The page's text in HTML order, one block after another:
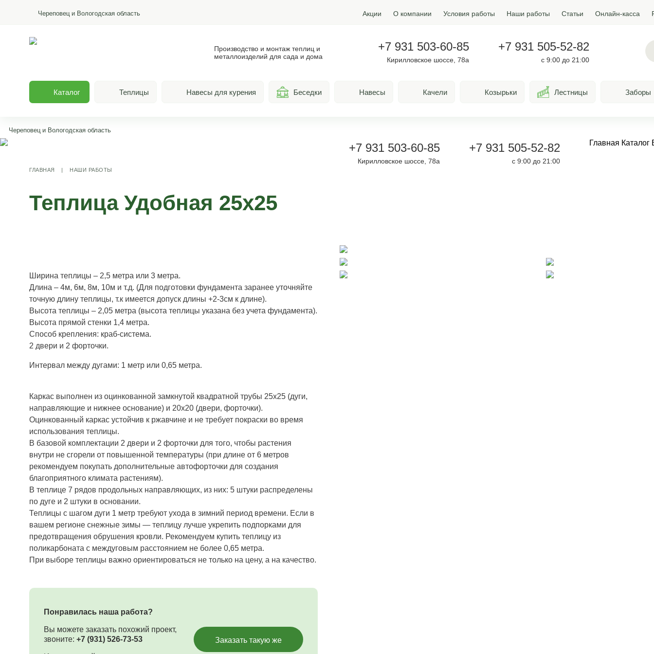
Череповец и Вологодская область Акции О компании Условия работы Наши работы Статьи Онлайн-касса
Производство и монтаж теплиц и
металлоизделий для сада и дома
+7 931 503-60-85
Кирилловское шоссе, 78а
+7 931 505-52-82
с 9:00 до 21:00
Каталог Теплицы Навесы для курения Беседки Навесы Качели Козырьки Лестницы Заборы
Череповец и Вологодская область
+7 931 503-60-85
Кирилловское шоссе, 78а
+7 931 505-52-82
с 9:00 до 21:00
Главная Каталог
ГЛАВНАЯ | НАШИ РАБОТЫ
Теплица Удобная 25х25
Ширина теплицы – 2,5 метра или 3 метра.
Длина – 4м, 6м, 8м, 10м и т.д. (Для подготовки фундамента заранее уточняйте
точную длину теплицы, т.к имеется допуск длины +2-3см к длине).
Высота теплицы – 2,05 метра (высота теплицы указана без учета фундамента).
Высота прямой стенки 1,4 метра.
Способ крепления: краб-система.
2 двери и 2 форточки.
Интервал между дугами: 1 метр или 0,65 метра.
Каркас выполнен из оцинкованной замкнутой квадратной трубы 25х25 (дуги,
направляющие и нижнее основание) и 20х20 (двери, форточки).
Оцинкованный каркас устойчив к ржавчине и не требует покраски во время
использования теплицы.
В базовой комплектации 2 двери и 2 форточки для того, чтобы растения
внутри не сгорели от повышенной температуры (при длине от 6 метров
рекомендуем покупать дополнительные автофорточки для создания
благоприятного климата растениям).
В теплице 7 рядов продольных направляющих, из них: 5 штуки распределены
по дуге и 2 штуки в основании.
Теплицы с шагом дуги 1 метр требуют ухода в зимний период времени. Если в
вашем регионе снежные зимы — теплицу лучше укрепить подпорками для
предотвращения обрушения кровли. Рекомендуем купить теплицу из
поликарбоната с междуговым расстоянием не более 0,65 метра.
При выборе теплицы важно ориентироваться не только на цену, а на качество.
Понравилась наша работа?
Вы можете заказать похожий проект,
звоните: +7 (931) 526-73-53 Заказать такую же